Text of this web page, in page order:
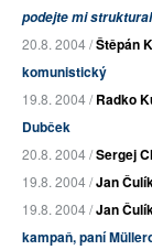
podejte mi
20.8. 2004 /Štěpán
komunistický
19.8. 2004 /Radko
Dubček
20.8. 2004 /Sergej
19.8. 2004 /Jan
19.8. 2004 /Jan
kampaň, paní